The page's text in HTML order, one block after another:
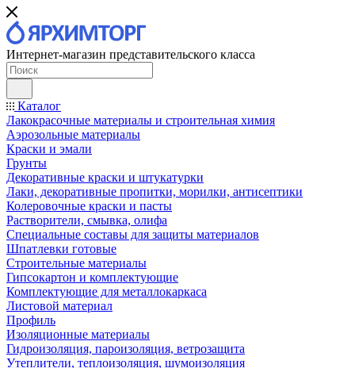
Интернет-магазин представительского класса
Каталог
Лакокрасочные материалы и строительная химия
Аэрозольные материалы
Краски и эмали
Грунты
Декоративные краски и штукатурки
Лаки, декоративные пропитки, морилки, антисептики
Колеровочные краски и пасты
Растворители, смывка, олифа
Специальные составы для защиты материалов
Шпатлевки готовые
Строительные материалы
Гипсокартон и комплектующие
Комплектующие для металлокаркаса
Листовой материал
Профиль
Изоляционные материалы
Гидроизоляция, пароизоляция, ветрозащита
Утеплители, теплоизоляция, шумоизоляция